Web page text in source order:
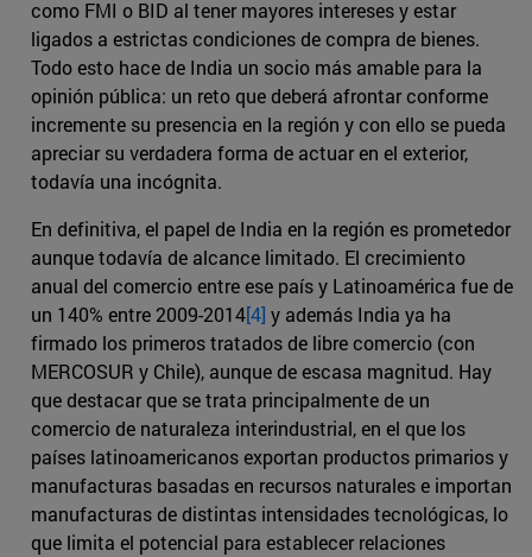
como FMI o BID al tener mayores intereses y estar
ligados a estrictas condiciones de compra de bienes.
Todo esto hace de India un socio más amable para la
opinión pública: un reto que deberá afrontar conforme
incremente su presencia en la región y con ello se pueda
apreciar su verdadera forma de actuar en el exterior,
todavía una incógnita.
En definitiva, el papel de India en la región es prometedor
aunque todavía de alcance limitado. El crecimiento
anual del comercio entre ese país y Latinoamérica fue de
un 140% entre 2009-2014[4] y además India ya ha
firmado los primeros tratados de libre comercio (con
MERCOSUR y Chile), aunque de escasa magnitud. Hay
que destacar que se trata principalmente de un
comercio de naturaleza interindustrial, en el que los
países latinoamericanos exportan productos primarios y
manufacturas basadas en recursos naturales e importan
manufacturas de distintas intensidades tecnológicas, lo
que limita el potencial para establecer relaciones